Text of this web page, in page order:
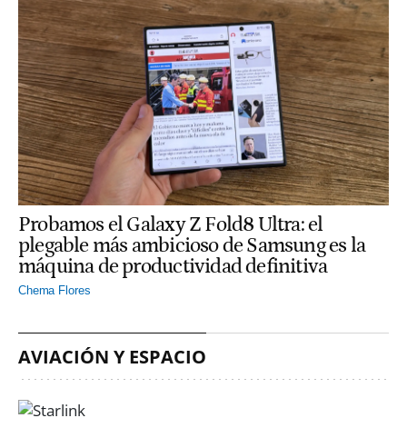
Probamos el Galaxy Z Fold8 Ultra: el
plegable más ambicioso de Samsung es la
máquina de productividad definitiva
Chema Flores
AVIACIÓN Y ESPACIO